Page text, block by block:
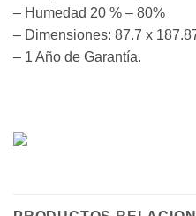
– Humedad 20 % – 80%
– Dimensiones: 87.7 x
– 1 Año de Garantía.